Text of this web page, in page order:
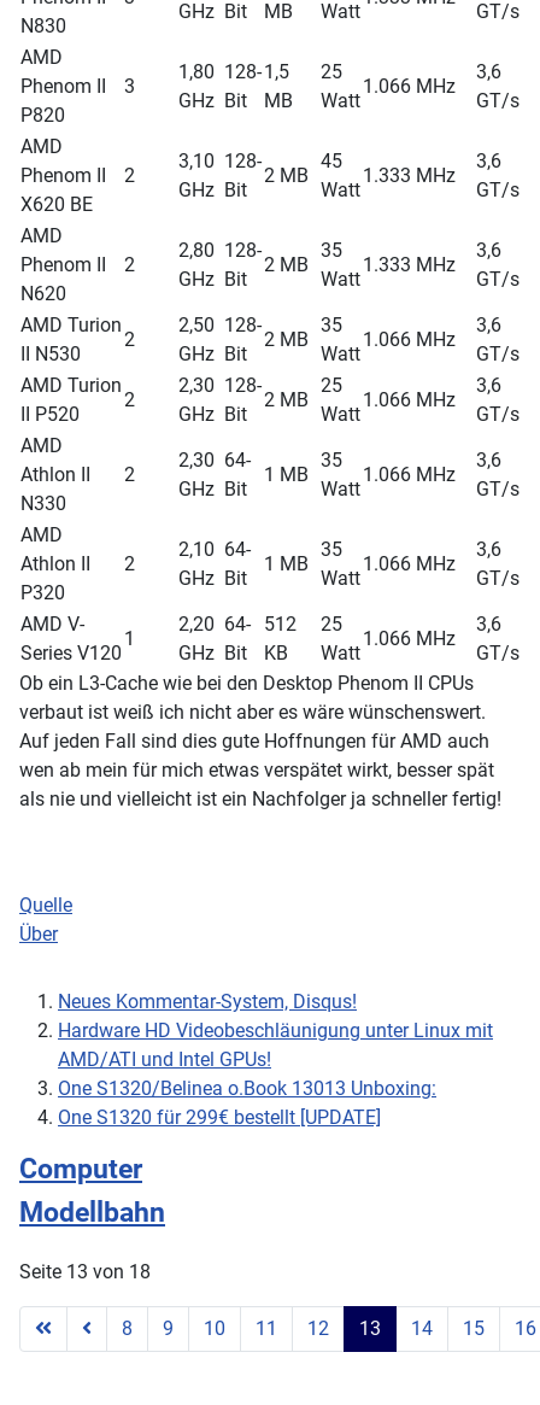
N830
GHz Bit MB Watt
GT/s
AMD
Phenom II
P820
3
1,80
GHz
128-
Bit
1,5
MB
25
Watt
1.066 MHz
3,6
GT/s
AMD
Phenom II
X620 BE
2
3,10
GHz
128-
Bit
2 MB
45
Watt
1.333 MHz
3,6
GT/s
AMD
Phenom II
N620
2
2,80
GHz
128-
Bit
2 MB
35
Watt
1.333 MHz
3,6
GT/s
AMD Turion
II N530
2
2,50
GHz
128-
Bit
2 MB
35
Watt
1.066 MHz
3,6
GT/s
AMD Turion
II P520
2
2,30
GHz
128-
Bit
2 MB
25
Watt
1.066 MHz
3,6
GT/s
AMD
Athlon II
N330
2
2,30
GHz
64-
Bit
1 MB
35
Watt
1.066 MHz
3,6
GT/s
AMD
Athlon II
P320
2
2,10
GHz
64-
Bit
1 MB
35
Watt
1.066 MHz
3,6
GT/s
AMD V-
Series V120
1
2,20
GHz
64-
Bit
512
KB
25
Watt
1.066 MHz
3,6
GT/s
Ob ein L3-Cache wie bei den Desktop Phenom II CPUs
verbaut ist weiß ich nicht aber es wäre wünschenswert.
Auf jeden Fall sind dies gute Hoffnungen für AMD auch
wen ab mein für mich etwas verspätet wirkt, besser spät
als nie und vielleicht ist ein Nachfolger ja schneller fertig!
Quelle
Über
Neues Kommentar-System, Disqus!
Hardware HD Videobeschläunigung unter Linux mit
AMD/ATI und Intel GPUs!
One S1320/Belinea o.Book 13013 Unboxing:
One S1320 für 299€ bestellt [UPDATE]
Computer
Modellbahn
Seite 13 von 18
8 9 10 11 12 13 14 15 16